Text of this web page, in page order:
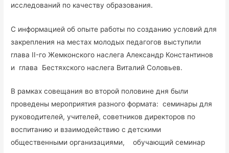
исследований по качеству образования.
С информацией об опыте работы по созданию условий для
закрепления на местах молодых педагогов выступили
глава II-го Жемконского наслега Александр Константинов
и глава Бестяхского наслега Виталий Соловьев.
В рамках совещания во второй половине дня были
проведены мероприятия разного формата: семинары для
руководителей, учителей, советников директоров по
воспитанию и взаимодействию с детскими
общественными организациями, обучающий семинар